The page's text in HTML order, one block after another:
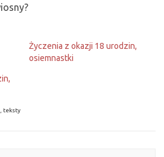
Życzenia z okazji 18 urodzin,
osiemnastki
teksty